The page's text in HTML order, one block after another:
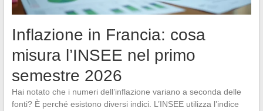
Inflazione in Francia: cosa
misura l’INSEE nel primo
semestre 2026
Hai notato che i numeri dell’inflazione variano a seconda delle
fonti? È perché esistono diversi indici. L’INSEE utilizza l’indice